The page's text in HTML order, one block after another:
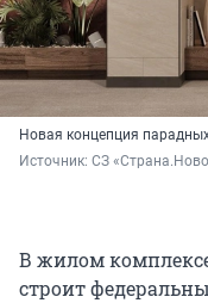
Новая концепция
Источник: СЗ
В жилом
строит